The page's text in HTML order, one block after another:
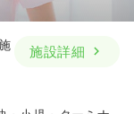
施設詳細